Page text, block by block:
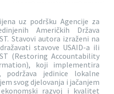
uz podršku Agencije za
Američkih Država
Stavovi autora izraženi na
stavove USAID-a ili
(Restoring Accountability
koji implementira
podržava jedinice lokalne
svog djelovanja i jačanjem
razvoj i kvalitet